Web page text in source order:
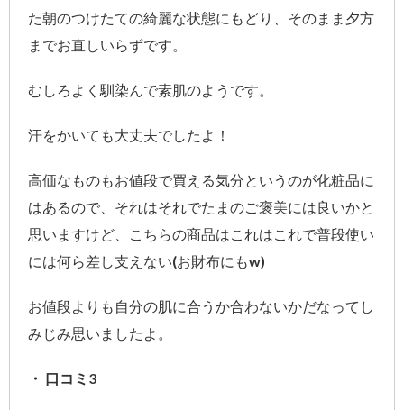
た朝のつけたての綺麗な状態にもどり、そのまま夕方
までお直しいらずです。
むしろよく馴染んで素肌のようです。
汗をかいても大丈夫でしたよ！
高価なものもお値段で買える気分というのが化粧品に
はあるので、それはそれでたまのご褒美には良いかと
思いますけど、こちらの商品はこれはこれで普段使い
には何ら差し支えない(お財布にもw)
お値段よりも自分の肌に合うか合わないかだなってし
みじみ思いましたよ。
・ 口コミ3